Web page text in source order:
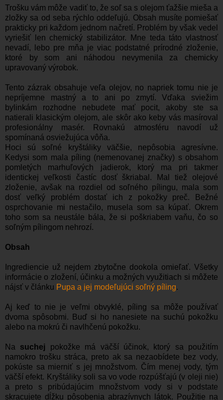
Trošku vám môže vadiť to, že soľ sa s olejom ťažšie mieša a
zložky sa od seba rýchlo oddeľujú. Obsah musíte pomiešať
prakticky pri každom jednom načretí. Problém by však vedel
vyriešiť len chemický stabilizátor. Mne teda táto vlastnosť
nevadí, lebo pre mňa je viac podstatné prírodné zloženie,
ktoré by som ani náhodou nevymenila za chemicky
upravovaný výrobok.
Tento zázrak obsahuje veľa olejov, no napriek tomu nie je
nepríjemne mastný a to ani po zmytí. Vďaka sviežim
bylinkám rozhodne nebudete mať pocit, akoby ste sa
natierali klasickým olejom, ale skôr ako keby vás masíroval
profesionálny masér. Rovnakú atmosféru navodí už
spomínaná osviežujúca vôňa.
Hoci sú soľné kryštáliky väčšie, nepôsobia agresívne.
Kedysi som mala píling (nemenovanej značky) s obsahom
pomletých marhuľových jadierok, ktorý ma pri takmer
identickej veľkosti častíc dosť škriabal. Mal tiež olejové
zloženie, avšak na rozdiel od soľného pílingu, mala som
dosť veľký problém dostať ich z pokožky preč. Bežné
osprchovanie mi nestačilo, musela som sa kúpať. Okrem
toho som sa neustále bála, že si poškriabem vaňu, čo so
soľným pílingom nehrozí.
Obsah
Ingrediencie už nejdem zbytočne dookola omieľať. Všetky
informácie o zložení, účinku a možných využitiach si môžete
nájsť v článku Pupa a jej modeľujúci soľný píling.
Aj keď to nie je veľmi obvyklé, píling sa môže používať
dvoma spôsobmi. Buď si ho nanesiete na suchú pokožku
alebo na mokrú či navlhčenú pokožku.
Na suchej pokožke má väčší účinok, ktorý sa použitím
namokro trošku stráca, preto ak sa nezaobídete bez vody,
pokúste sa mierniť s jej množstvom. Čím menej vody, tým
väčší efekt. Kryštáliky soli sa vo vode rozpúšťajú (v oleji nie)
a preto s pribúdajúcim množstvom vody si v podstate
skracujete dĺžku pôsobenia abrazívnych látok. Použitie na